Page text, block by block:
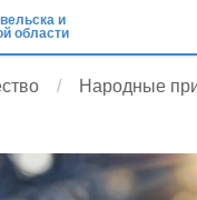
и
области
Народные